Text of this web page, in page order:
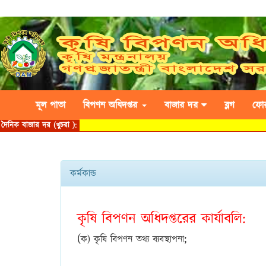
মূল পাতা বিপণন অধিদপ্তর বাজার দর ব্লগ
কর্মকান্ড
কৃষি বিপণন অধিদপ্তরের কার্যাবলি:
(ক) কৃষি বিপণন তথ্য ব্যবস্থাপনা;